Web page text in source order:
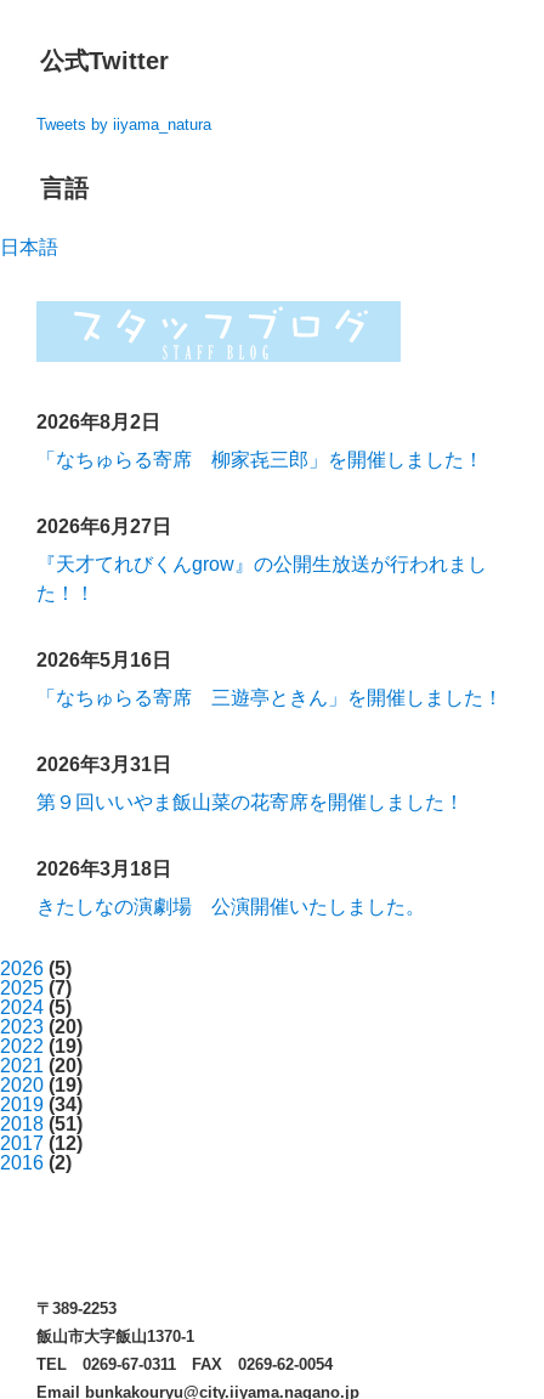
公式Twitter
Tweets by iiyama_natura
言語
日本語
2026年8月2日
「なちゅらる寄席 柳家㐂三郎」を開催しました！
2026年6月27日
『天才てれびくんgrow』の公開生放送が行われまし
た！！
2026年5月16日
「なちゅらる寄席 三遊亭ときん」を開催しました！
2026年3月31日
第９回いいやま飯山菜の花寄席を開催しました！
2026年3月18日
きたしなの演劇場 公演開催いたしました。
2026 (5)
2025 (7)
2024 (5)
2023 (20)
2022 (19)
2021 (20)
2020 (19)
2019 (34)
2018 (51)
2017 (12)
2016 (2)
〒389-2253
飯山市大字飯山1370-1
TEL 0269-67-0311 FAX 0269-62-0054
Email bunkakouryu@city.iiyama.nagano.jp